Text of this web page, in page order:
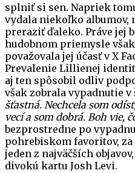
splniť si sen. Napriek
vydala niekoľko
preraziť ďaleko. Práve jej
hudobnom priemysle
považovala jej účasť v X
Prevalenie Lillienej
aj ten spôsobil odliv
však zobrala vypadnutie v
šťastná. Nechcela som
vecí a som dobrá. Boh vie,
bezprostredne po
pohrebiskom favoritov,
jeden z najväčších
divokú kartu Josh Levi.